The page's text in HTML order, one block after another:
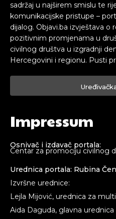
sadržaj u najširem smislu te
komunikacijske pristupe –
dijalog. Objavi.ba izvještava o
pozitivnim promjenama u
civilnog društva u izgradnji
Hercegovini i regionu. Pusti
Impressum
Osnivač i izdavač portala:
Centar za promociju civilnog
Urednica portala: Rubina
Izvršne urednice:
Lejla Mijović, urednica za
Aida Daguda, glavna urednica